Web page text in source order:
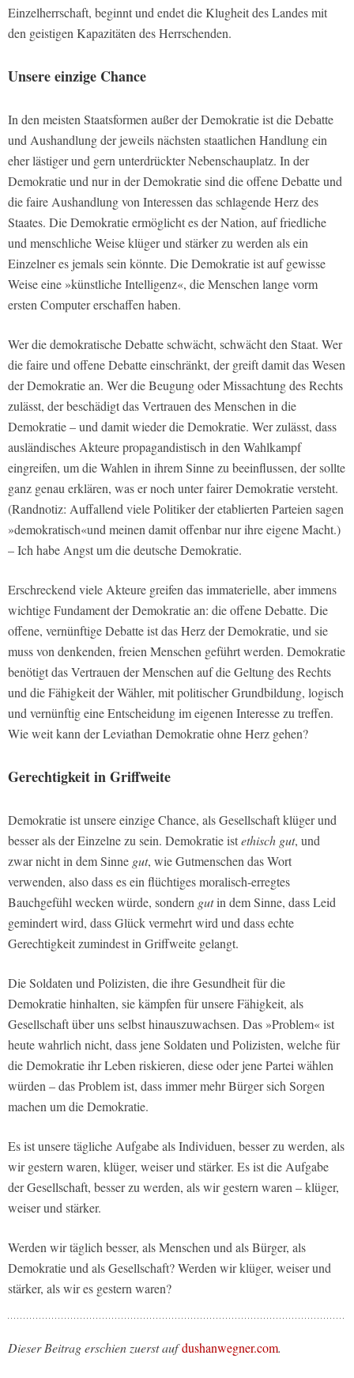
Einzelherrschaft, beginnt und endet die Klugheit des Landes mit
den geistigen Kapazitäten des Herrschenden.
Unsere einzige Chance
In den meisten Staatsformen außer der Demokratie ist die Debatte
und Aushandlung der jeweils nächsten staatlichen Handlung ein
eher lästiger und gern unterdrückter Nebenschauplatz. In der
Demokratie und nur in der Demokratie sind die offene Debatte und
die faire Aushandlung von Interessen das schlagende Herz des
Staates. Die Demokratie ermöglicht es der Nation, auf friedliche
und menschliche Weise klüger und stärker zu werden als ein
Einzelner es jemals sein könnte. Die Demokratie ist auf gewisse
Weise eine »künstliche Intelligenz«, die Menschen lange vorm
ersten Computer erschaffen haben.
Wer die demokratische Debatte schwächt, schwächt den Staat. Wer
die faire und offene Debatte einschränkt, der greift damit das Wesen
der Demokratie an. Wer die Beugung oder Missachtung des Rechts
zulässt, der beschädigt das Vertrauen des Menschen in die
Demokratie – und damit wieder die Demokratie. Wer zulässt, dass
ausländisches Akteure propagandistisch in den Wahlkampf
eingreifen, um die Wahlen in ihrem Sinne zu beeinflussen, der sollte
ganz genau erklären, was er noch unter fairer Demokratie versteht.
(Randnotiz: Auffallend viele Politiker der etablierten Parteien sagen
»demokratisch«und meinen damit offenbar nur ihre eigene Macht.)
– Ich habe Angst um die deutsche Demokratie.
Erschreckend viele Akteure greifen das immaterielle, aber immens
wichtige Fundament der Demokratie an: die offene Debatte. Die
offene, vernünftige Debatte ist das Herz der Demokratie, und sie
muss von denkenden, freien Menschen geführt werden. Demokratie
benötigt das Vertrauen der Menschen auf die Geltung des Rechts
und die Fähigkeit der Wähler, mit politischer Grundbildung, logisch
und vernünftig eine Entscheidung im eigenen Interesse zu treffen.
Wie weit kann der Leviathan Demokratie ohne Herz gehen?
Gerechtigkeit in Griffweite
Demokratie ist unsere einzige Chance, als Gesellschaft klüger und
besser als der Einzelne zu sein. Demokratie istethisch gut, und
zwar nicht in dem Sinne gut, wie Gutmenschen das Wort
verwenden, also dass es ein flüchtiges moralisch-erregtes
Bauchgefühl wecken würde, sondern gutin dem Sinne, dass Leid
gemindert wird, dass Glück vermehrt wird und dass echte
Gerechtigkeit zumindest in Griffweite gelangt.
Die Soldaten und Polizisten, die ihre Gesundheit für die
Demokratie hinhalten, sie kämpfen für unsere Fähigkeit, als
Gesellschaft über uns selbst hinauszuwachsen. Das »Problem« ist
heute wahrlich nicht, dass jene Soldaten und Polizisten, welche für
die Demokratie ihr Leben riskieren, diese oder jene Partei wählen
würden – das Problem ist, dass immer mehr Bürger sich Sorgen
machen um die Demokratie.
Es ist unsere tägliche Aufgabe als Individuen, besser zu werden, als
wir gestern waren, klüger, weiser und stärker. Es ist die Aufgabe
der Gesellschaft, besser zu werden, als wir gestern waren – klüger,
weiser und stärker.
Werden wir täglich besser, als Menschen und als Bürger, als
Demokratie und als Gesellschaft? Werden wir klüger, weiser und
stärker, als wir es gestern waren?
Dieser Beitrag erschien zuerst aufdushanwegner.com.